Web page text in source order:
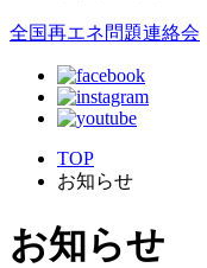
全国再エネ問題連絡会
TOP
お知らせ
お知らせ